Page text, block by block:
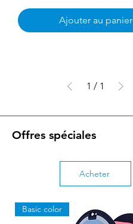
Ajouter au panier
1 / 1
Offres spéciales
Acheter
Basic color